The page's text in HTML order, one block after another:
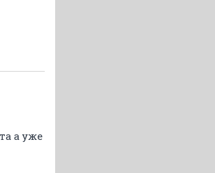
а уже